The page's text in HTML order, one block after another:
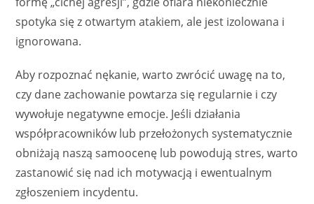
spotyka się z otwartym atakiem, ale jest izolowana i
ignorowana.
Aby rozpoznać nękanie, warto zwrócić uwagę na to,
czy dane zachowanie powtarza się regularnie i czy
wywołuje negatywne emocje. Jeśli działania
współpracowników lub przełożonych systematycznie
obniżają naszą samoocenę lub powodują stres, warto
zastanowić się nad ich motywacją i ewentualnym
zgłoszeniem incydentu.